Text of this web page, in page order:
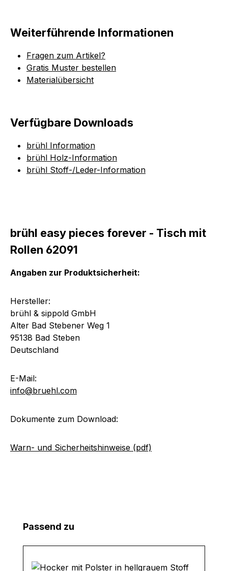
Weiterführende Informationen
Fragen zum Artikel?
Gratis Muster bestellen
Materialübersicht
Verfügbare Downloads
brühl Information
brühl Holz-Information
brühl Stoff-/Leder-Information
brühl easy pieces forever - Tisch mit
Rollen 62091
Angaben zur Produktsicherheit:
Hersteller:
brühl & sippold GmbH
Alter Bad Stebener Weg 1
95138 Bad Steben
Deutschland
E-Mail:
info@bruehl.com
Dokumente zum Download:
Warn- und Sicherheitshinweise (pdf)
Produktgalerie überspringen
Passend zu